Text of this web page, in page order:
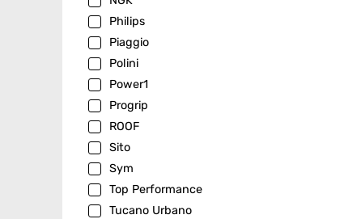
Philips
Piaggio
Polini
Power1
Progrip
ROOF
Sito
Sym
Top Performance
Tucano Urbano